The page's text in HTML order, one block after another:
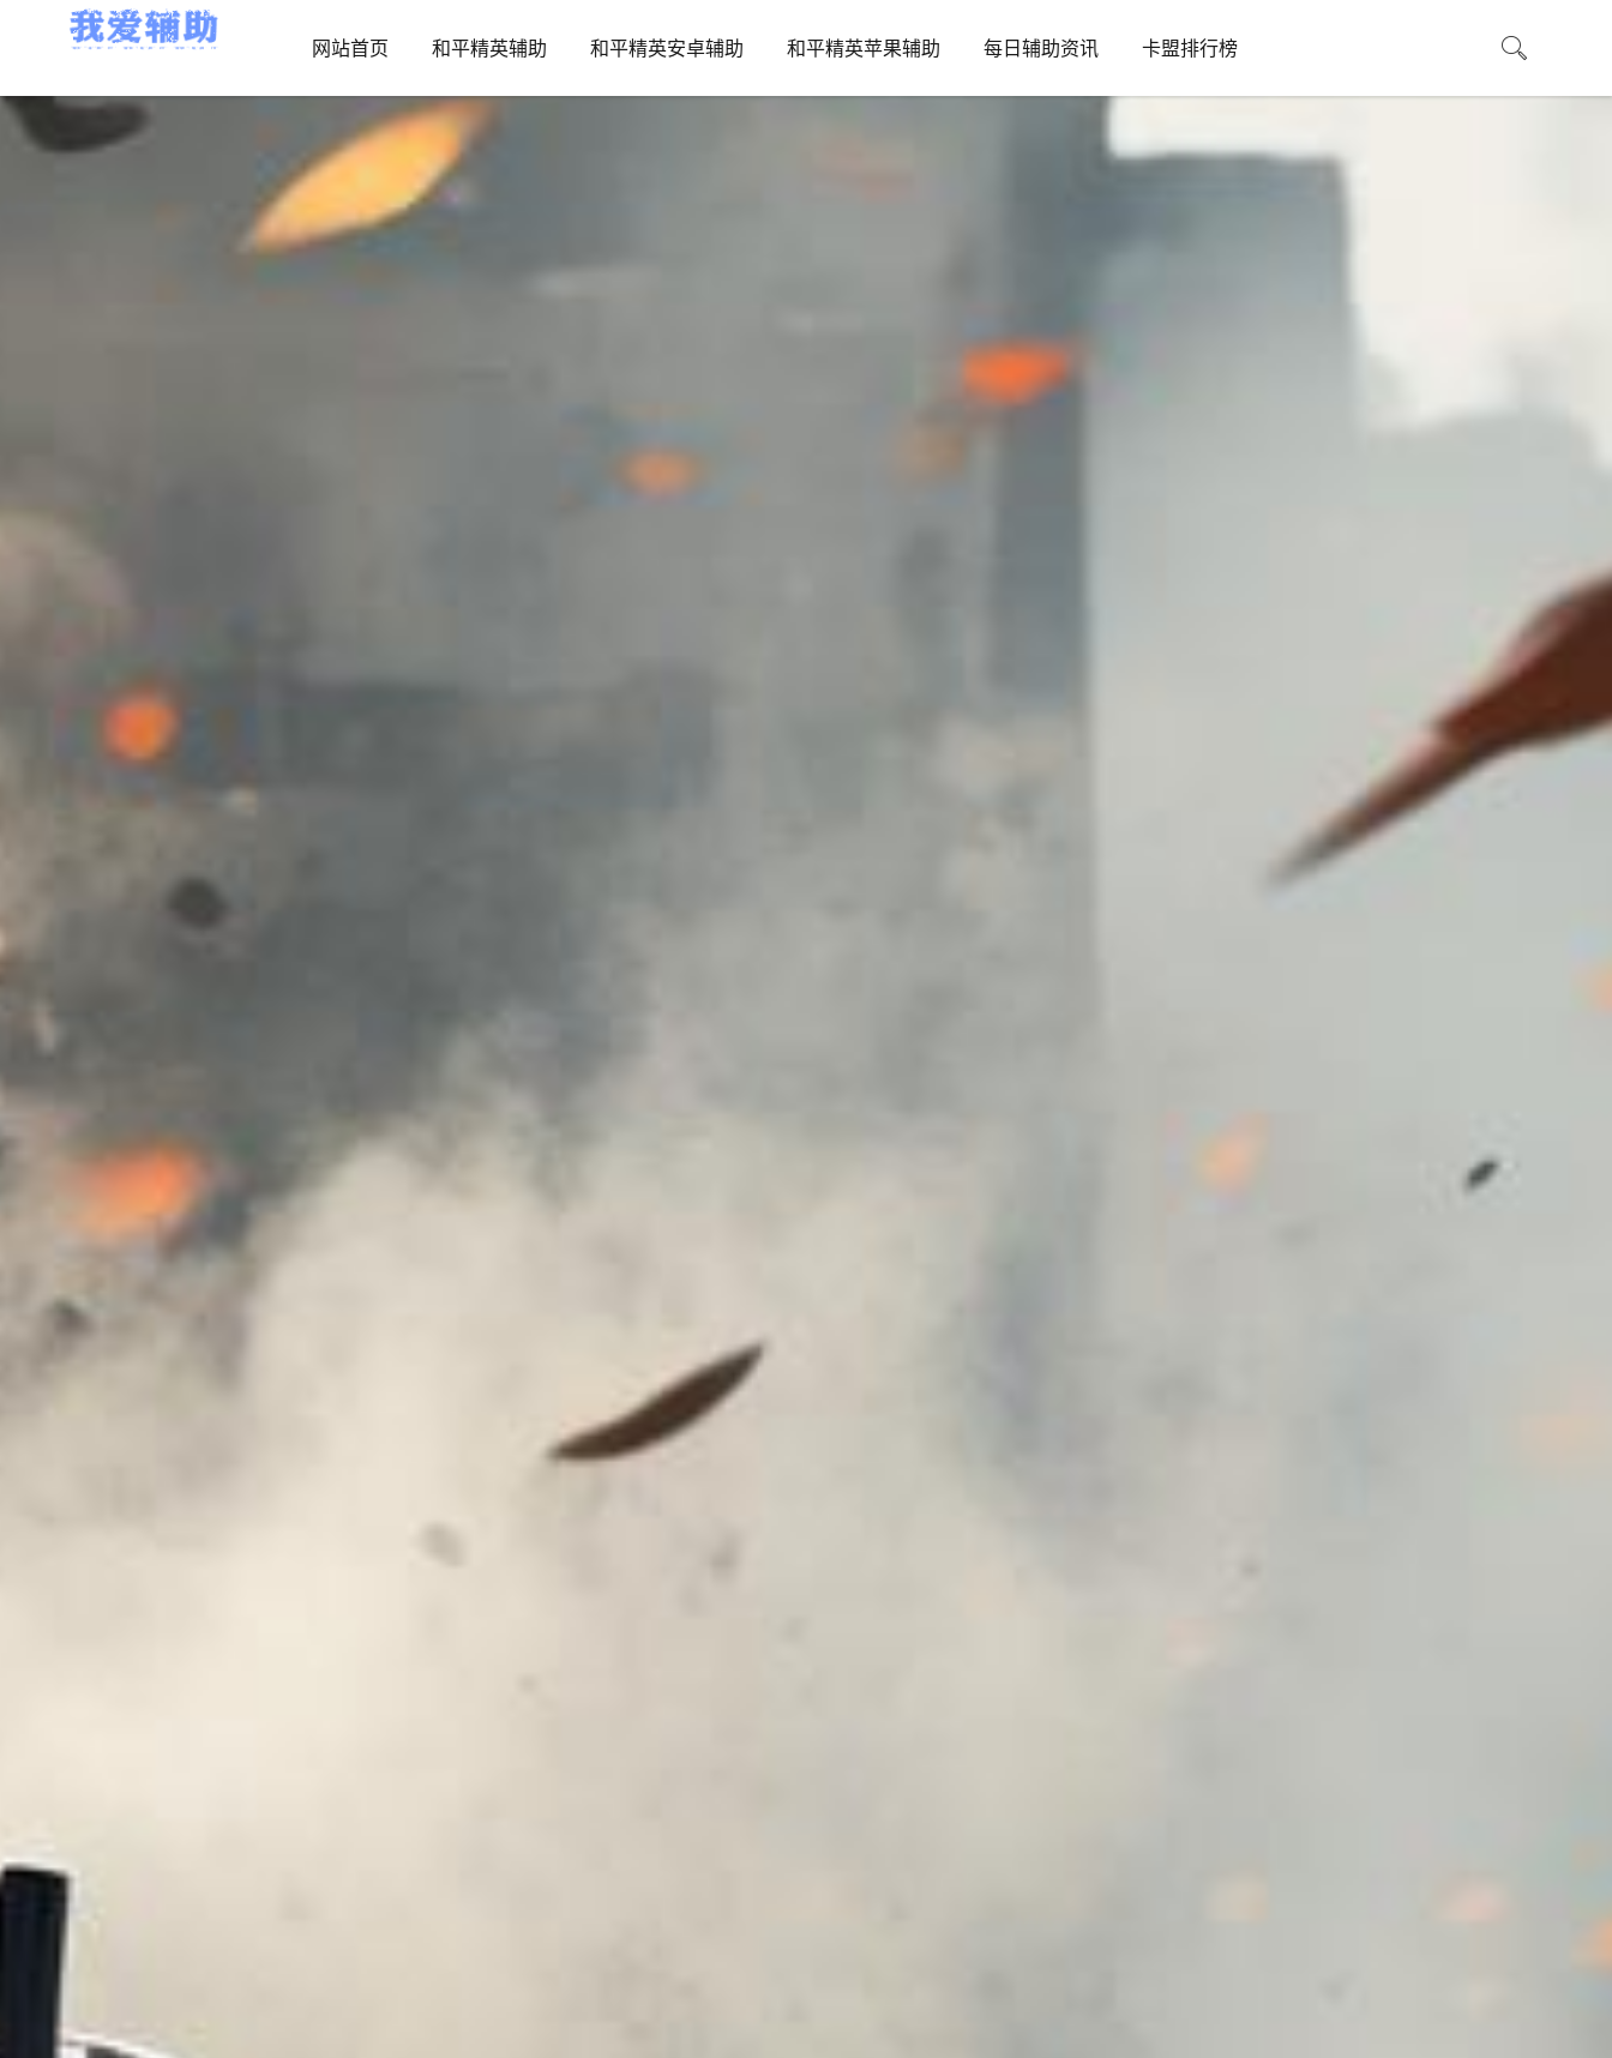
网站首页 和平精英辅助 和平精英安卓辅助 和平精英苹果辅助 每日辅助资讯 卡盟排行榜